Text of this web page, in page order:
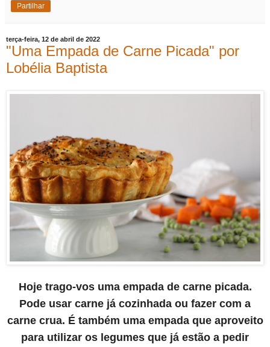
Partilhar
terça-feira, 12 de abril de 2022
"Uma Empada de Carne Picada" por
Lobélia Baptista
Hoje trago-vos uma empada de carne picada.
Pode usar carne já cozinhada ou fazer com a
carne crua. É também uma empada que aproveito
para utilizar os legumes que já estão a pedir